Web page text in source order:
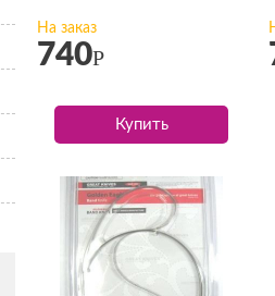
На заказ
740Р
Купить